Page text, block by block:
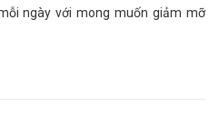
ngày với mong muốn giảm mỡ